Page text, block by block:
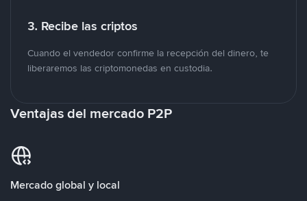
3. Recibe las criptos
Cuando el vendedor confirme la recepción del dinero, te
liberaremos las criptomonedas en custodia.
Ventajas del mercado P2P
Mercado global y local